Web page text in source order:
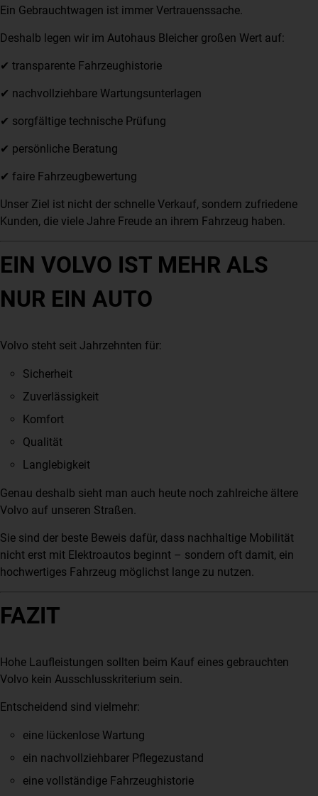
Ein Gebrauchtwagen ist immer Vertrauenssache.
Deshalb legen wir im Autohaus Bleicher großen Wert auf:
✔ transparente Fahrzeughistorie
✔ nachvollziehbare Wartungsunterlagen
✔ sorgfältige technische Prüfung
✔ persönliche Beratung
✔ faire Fahrzeugbewertung
Unser Ziel ist nicht der schnelle Verkauf, sondern zufriedene
Kunden, die viele Jahre Freude an ihrem Fahrzeug haben.
EIN VOLVO IST MEHR ALS
NUR EIN AUTO
Volvo steht seit Jahrzehnten für:
Sicherheit
Zuverlässigkeit
Komfort
Qualität
Langlebigkeit
Genau deshalb sieht man auch heute noch zahlreiche ältere
Volvo auf unseren Straßen.
Sie sind der beste Beweis dafür, dass nachhaltige Mobilität
nicht erst mit Elektroautos beginnt – sondern oft damit, ein
hochwertiges Fahrzeug möglichst lange zu nutzen.
FAZIT
Hohe Laufleistungen sollten beim Kauf eines gebrauchten
Volvo kein Ausschlusskriterium sein.
Entscheidend sind vielmehr:
eine lückenlose Wartung
ein nachvollziehbarer Pflegezustand
eine vollständige Fahrzeughistorie